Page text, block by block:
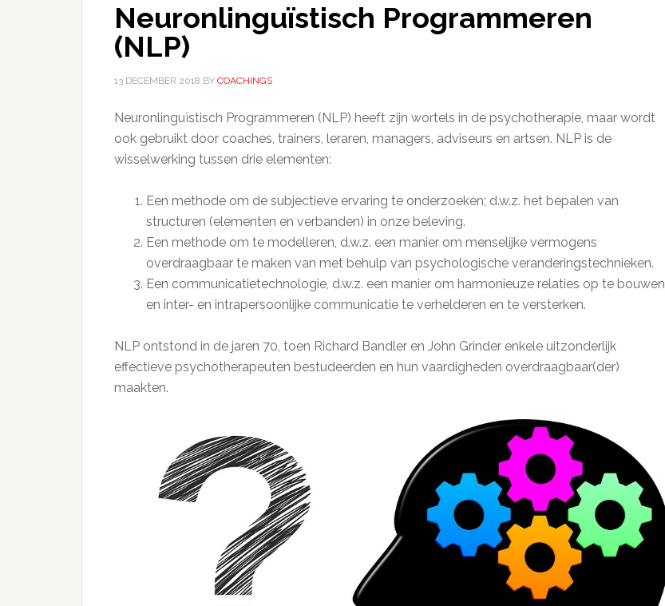
Neuronlinguïstisch Programmeren
(NLP)
13 DECEMBER 2018 BY COACHINGS
Neuronlinguïstisch Programmeren (NLP) heeft zijn wortels in de psychotherapie, maar wordt
ook gebruikt door coaches, trainers, leraren, managers, adviseurs en artsen. NLP is de
wisselwerking tussen drie elementen:
Een methode om de subjectieve ervaring te onderzoeken; d.w.z. het bepalen van
structuren (elementen en verbanden) in onze beleving.
Een methode om te modelleren, d.w.z. een manier om menselijke vermogens
overdraagbaar te maken van met behulp van psychologische veranderingstechnieken.
Een communicatietechnologie, d.w.z. een manier om harmonieuze relaties op te bouwen
en inter- en intrapersoonlijke communicatie te verhelderen en te versterken.
NLP ontstond in de jaren 70, toen Richard Bandler en John Grinder enkele uitzonderlijk
effectieve psychotherapeuten bestudeerden en hun vaardigheden overdraagbaar(der)
maakten.